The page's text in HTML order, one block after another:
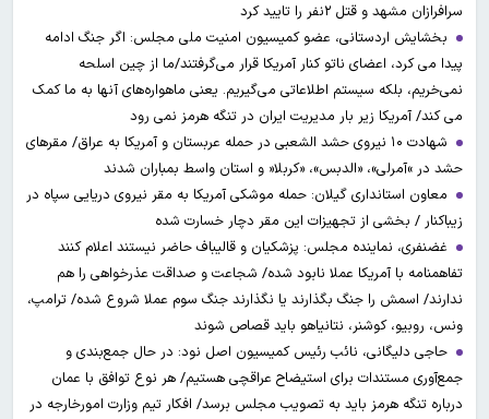
سرافرازان مشهد و قتل ۲نفر را تایید کرد
بخشایش اردستانی، عضو کمیسیون امنیت ملی مجلس: اگر جنگ ادامه
پیدا می کرد، اعضای ناتو کنار آمریکا قرار می‌گرفتند/ما از چین اسلحه
نمی‌خریم، بلکه سیستم اطلاعاتی می‌گیریم. یعنی ماهواره‌های آنها به ما کمک
می کند/ آمریکا زیر بار مدیریت ایران در تنگه هرمز نمی رود
شهادت ۱۰ نیروی حشد الشعبی در حمله عربستان و آمریکا به عراق/ مقرهای
حشد در »آمرلی»، «الدبس»، «کربلا« و استان واسط بمباران شدند
معاون استانداری گیلان: حمله موشکی آمریکا به مقر نیروی دریایی سپاه در
زیباکنار / بخشی از تجهیزات این مقر دچار خسارت شده
غضنفری، نماینده مجلس: پزشکیان و قالیباف حاضر نیستند اعلام کنند
تفاهمنامه با آمریکا عملا نابود شده/ شجاعت و صداقت عذرخواهی را هم
ندارند/ اسمش را جنگ بگذارند یا نگذارند جنگ سوم عملا شروع شده/ ترامپ،
ونس، روبیو، کوشنر، نتانیاهو باید قصاص شوند
حاجی دلیگانی، نائب رئیس کمیسیون اصل نود: در حال جمع‌بندی و
جمع‌آوری مستندات برای استیضاح عراقچی هستیم/ هر نوع توافق با عمان
درباره تنگه هرمز باید به تصویب مجلس برسد/ افکار تیم وزارت امورخارجه در